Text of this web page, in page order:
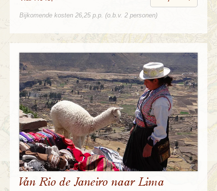
Bijkomende kosten 26,25 p.p. (o.b.v. 2 personen)
Van Rio de Janeiro naar Lima